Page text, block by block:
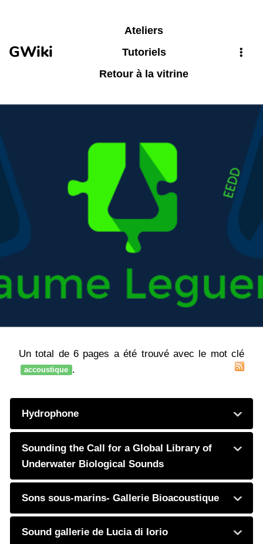
GWiki
Ateliers
Tutoriels
Retour à la vitrine
Un total de 6 pages a été trouvé avec le mot clé
accoustique .
Hydrophone
Sounding the Call for a Global Library of
Underwater Biological Sounds
Sons sous-marins- Gallerie Bioacoustique
Sound gallerie de Lucia di Iorio